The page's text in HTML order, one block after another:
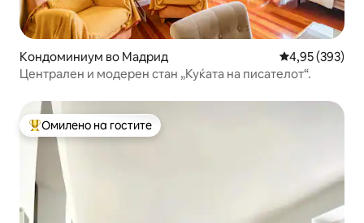
Кондоминиум во Мадрид Просечна
4,95 (393)
Централен и модерен стан „Куќата на писателот“.
Меѓу најуспешните „Омилени на гостите“
Омилено на гостите